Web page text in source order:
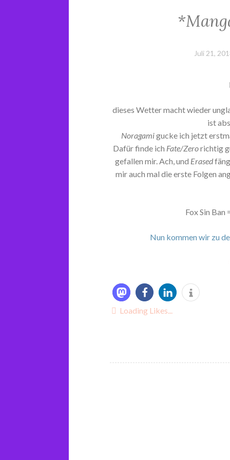
Juli 21,
dieses Wetter macht wieder
ist
Noragamigucke ich jetzt
Dafür finde ich Fate/Zerorichtig
gefallen mir. Ach, und Erased
mir auch mal die erste Folgen
Fox Sin Ban
Nun kommen wir zu
Loading Likes...